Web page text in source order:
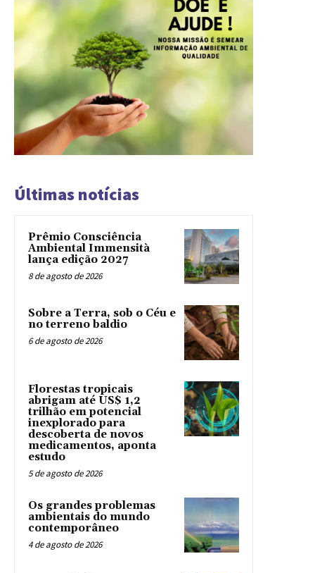
Últimas notícias
Prêmio Consciência
Ambiental Immensità
lança edição 2027
8 de agosto de 2026
Sobre a Terra, sob o Céu e
no terreno baldio
6 de agosto de 2026
Florestas tropicais
abrigam até US$ 1,2
trilhão em potencial
inexplorado para
descoberta de novos
medicamentos, aponta
estudo
5 de agosto de 2026
Os grandes problemas
ambientais do mundo
contemporâneo
4 de agosto de 2026